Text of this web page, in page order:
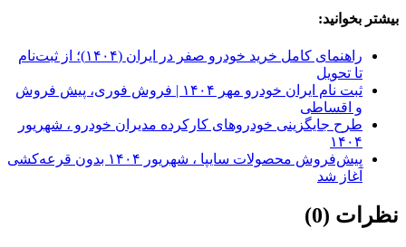
بیشتر بخوانید:
راهنمای کامل خرید خودرو صفر در ایران (۱۴۰۴)؛ از ثبت‌نام
تا تحویل
ثبت نام ایران خودرو مهر ۱۴۰۴ | فروش فوری، پیش فروش
و اقساطی
طرح جایگزینی خودروهای کارکرده مدیران خودرو ، شهریور
۱۴۰۴
پیش‌فروش محصولات سایپا ، شهریور ۱۴۰۴ بدون قرعه‌کشی
آغاز شد
نظرات (0)